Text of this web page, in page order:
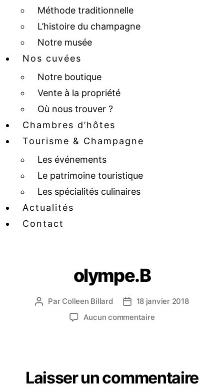
Méthode traditionnelle
L’histoire du champagne
Notre musée
Nos cuvées
Notre boutique
Vente à la propriété
Où nous trouver ?
Chambres d’hôtes
Tourisme & Champagne
Les événements
Le patrimoine touristique
Les spécialités culinaires
Actualités
Contact
olympe.B
Par Colleen Billard
18 janvier 2018
Aucun commentaire
Laisser un commentaire